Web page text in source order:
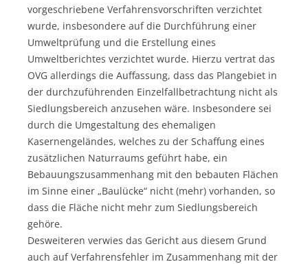
vorgeschriebene Verfahrensvorschriften verzichtet
wurde, insbesondere auf die Durchführung einer
Umweltprüfung und die Erstellung eines
Umweltberichtes verzichtet wurde. Hierzu vertrat das
OVG allerdings die Auffassung, dass das Plangebiet in
der durchzuführenden Einzelfallbetrachtung nicht als
Siedlungsbereich anzusehen wäre. Insbesondere sei
durch die Umgestaltung des ehemaligen
Kasernengeländes, welches zu der Schaffung eines
zusätzlichen Naturraums geführt habe, ein
Bebauungszusammenhang mit den bebauten Flächen
im Sinne einer „Baulücke“ nicht (mehr) vorhanden, so
dass die Fläche nicht mehr zum Siedlungsbereich
gehöre.
Desweiteren verwies das Gericht aus diesem Grund
auch auf Verfahrensfehler im Zusammenhang mit der